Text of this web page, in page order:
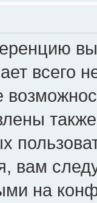
всего
вам
на